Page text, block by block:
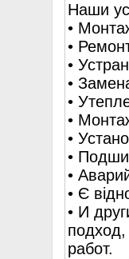
Наши
•
•
•
•
•
•
•
•
•
• Є
• И
работ.